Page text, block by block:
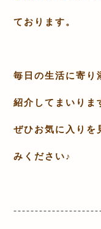
ております。
毎日の生活に寄り
紹介してまいりま
ぜひお気に入りを
みください♪